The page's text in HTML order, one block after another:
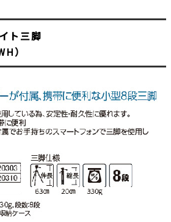
ト三脚
）